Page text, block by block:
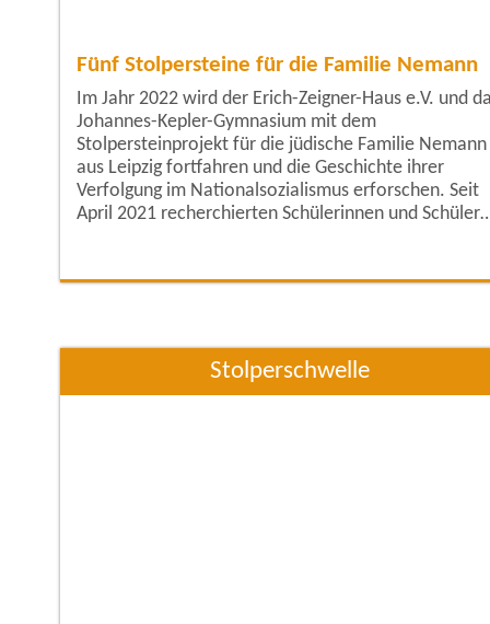
Fünf Stolpersteine für die Familie Nemann
Im Jahr 2022 wird der Erich-Zeigner-Haus e.V. und
Johannes-Kepler-Gymnasium mit dem
Stolpersteinprojekt für die jüdische Familie Nemann
aus Leipzig fortfahren und die Geschichte ihrer
Verfolgung im Nationalsozialismus erforschen. Seit
April 2021 recherchierten Schülerinnen und Schüler
Schicksal der in Leipzig ansässigen jüdischen Familie
Stolperschwelle